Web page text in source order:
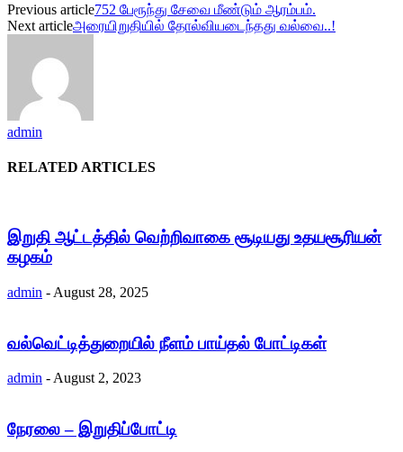
Previous article752 பேரூந்து சேவை மீண்டும் ஆரம்பம்.
Next articleஅரையிறுதியில் தோல்வியடைந்தது வல்வை..!
admin
RELATED ARTICLES
இறுதி ஆட்டத்தில் வெற்றிவாகை சூடியது உதயசூரியன்
கழகம்
admin - August 28, 2025
வல்வெட்டித்துறையில் நீளம் பாய்தல் போட்டிகள்
admin - August 2, 2023
நேரலை – இறுதிப்போட்டி